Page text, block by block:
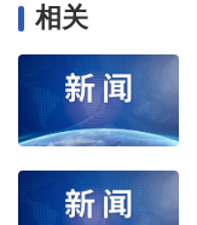
相关